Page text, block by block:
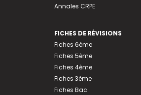
Annales CRPE
FICHES DE RÉVISIONS
Fiches 6ème
Fiches 5ème
Fiches 4ème
Fiches 3ème
Fiches Bac